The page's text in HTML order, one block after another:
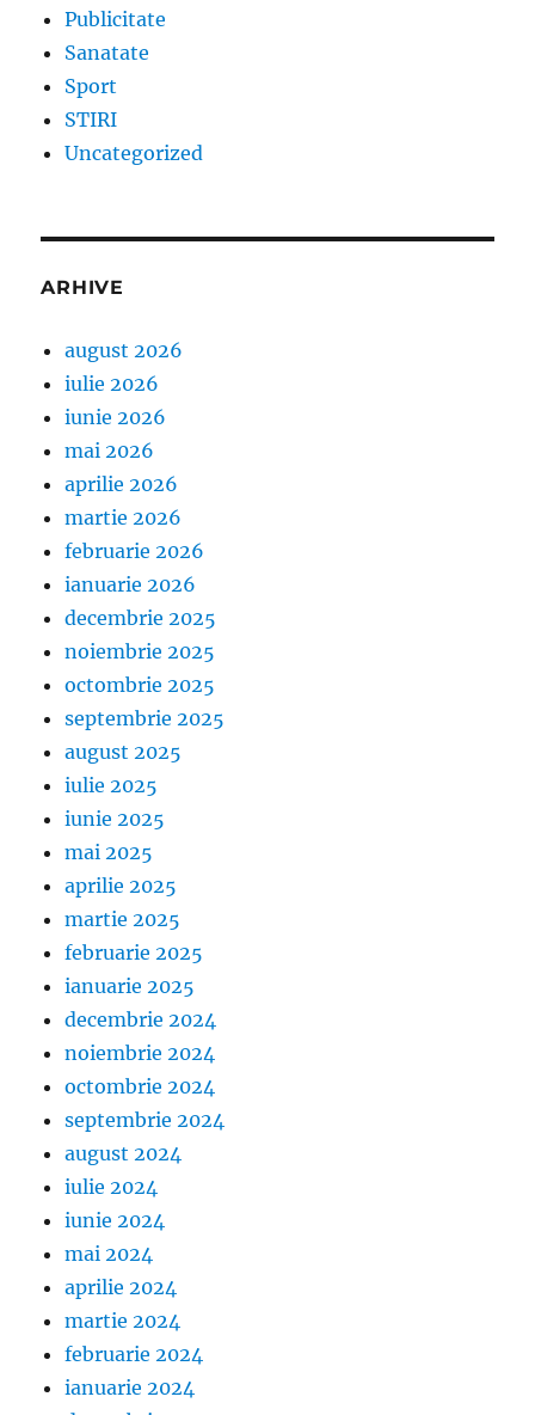
Publicitate
Sanatate
Sport
STIRI
Uncategorized
ARHIVE
august 2026
iulie 2026
iunie 2026
mai 2026
aprilie 2026
martie 2026
februarie 2026
ianuarie 2026
decembrie 2025
noiembrie 2025
octombrie 2025
septembrie 2025
august 2025
iulie 2025
iunie 2025
mai 2025
aprilie 2025
martie 2025
februarie 2025
ianuarie 2025
decembrie 2024
noiembrie 2024
octombrie 2024
septembrie 2024
august 2024
iulie 2024
iunie 2024
mai 2024
aprilie 2024
martie 2024
februarie 2024
ianuarie 2024